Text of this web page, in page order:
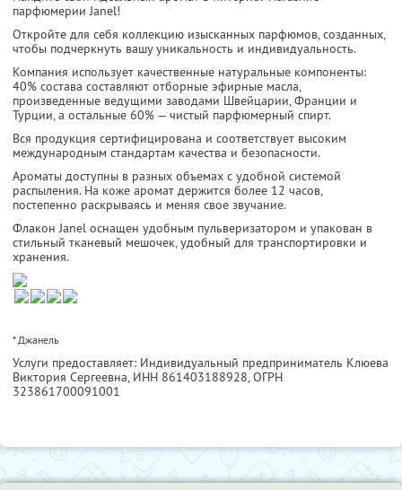
парфюмерии Janel!
Откройте для себя коллекцию изысканных парфюмов, созданных,
чтобы подчеркнуть вашу уникальность и индивидуальность.
Компания использует качественные натуральные компоненты:
40% состава составляют отборные эфирные масла,
произведенные ведущими заводами Швейцарии, Франции и
Турции, а остальные 60% — чистый парфюмерный спирт.
Вся продукция сертифицирована и соответствует высоким
международным стандартам качества и безопасности.
Ароматы доступны в разных объемах с удобной системой
распыления. На коже аромат держится более 12 часов,
постепенно раскрываясь и меняя свое звучание.
Флакон Janel оснащен удобным пульверизатором и упакован в
стильный тканевый мешочек, удобный для транспортировки и
хранения.
* Джанель
Услуги предоставляет: Индивидуальный предприниматель Клюева
Виктория Сергеевна, ИНН 861403188928, ОГРН
323861700091001